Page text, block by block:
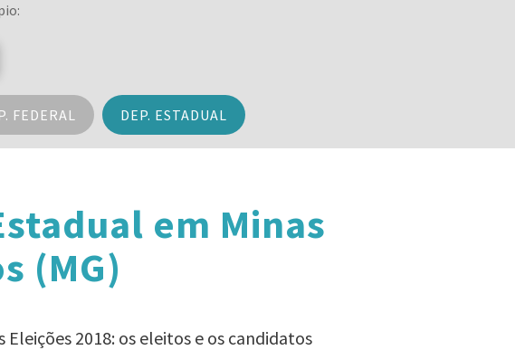
FEDERAL DEP. ESTADUAL
em Minas
(MG)
2018: os eleitos e os candidatos